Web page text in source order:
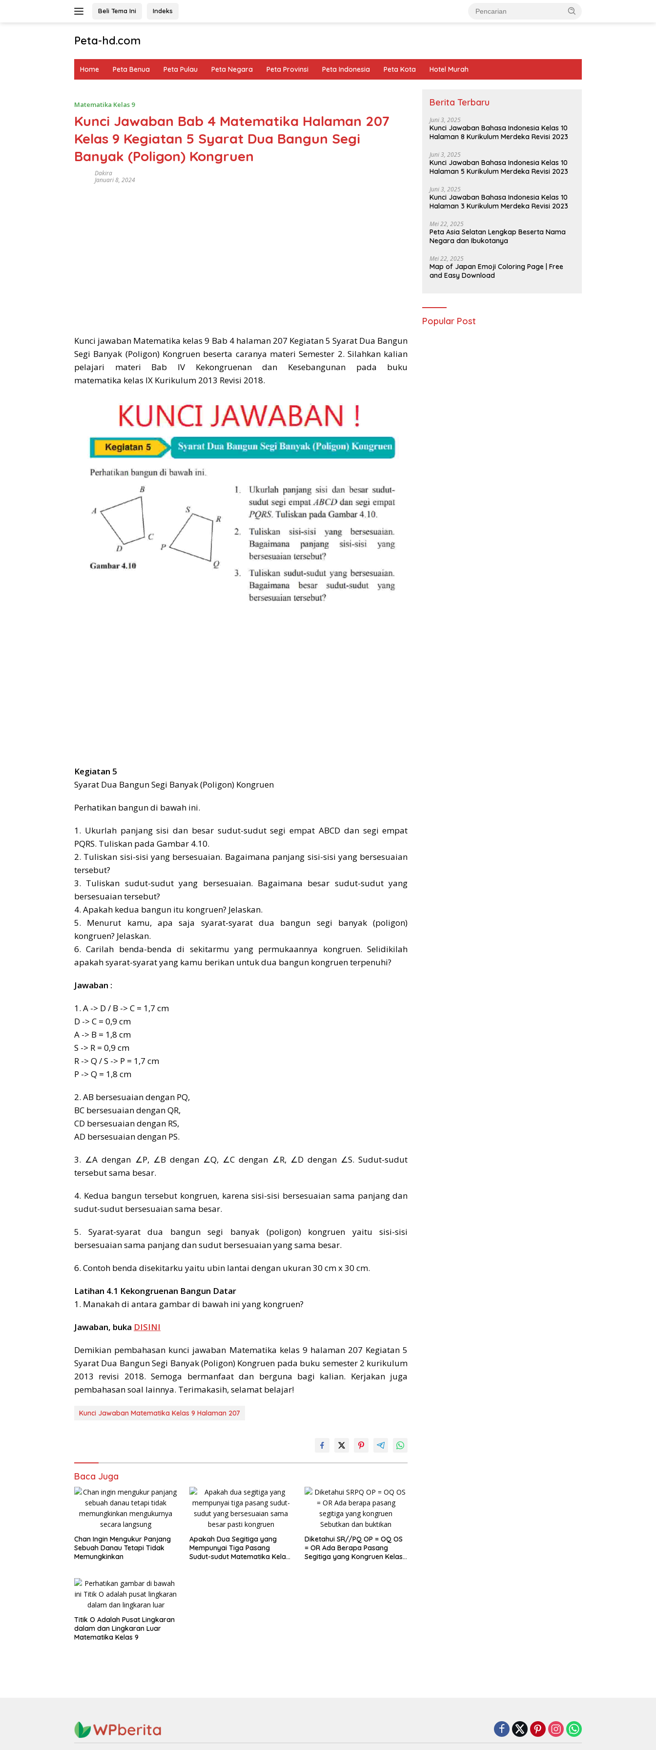
Beli Tema Ini Indeks
Peta-hd.com
Gambar
Home Peta Benua Peta Pulau Peta Negara Peta Provinsi Peta Indonesia Peta Kota Hotel Murah
Matematika Kelas 9
Kunci Jawaban Bab 4 Matematika Halaman 207
Kelas 9 Kegiatan 5 Syarat Dua Bangun Segi
Banyak (Poligon) Kongruen
Dakira
Januari 8, 2024
Kunci jawaban Matematika kelas 9 Bab 4 halaman 207 Kegiatan 5 Syarat Dua Bangun
Segi Banyak (Poligon) Kongruen beserta caranya materi Semester 2. Silahkan kalian
pelajari materi Bab IV Kekongruenan dan Kesebangunan pada buku
matematika kelas IX Kurikulum 2013 Revisi 2018.
Kegiatan 5
Syarat Dua Bangun Segi Banyak (Poligon) Kongruen
Perhatikan bangun di bawah ini.
1. Ukurlah panjang sisi dan besar sudut-sudut segi empat ABCD dan segi empat
PQRS. Tuliskan pada Gambar 4.10.
2. Tuliskan sisi-sisi yang bersesuaian. Bagaimana panjang sisi-sisi yang bersesuaian
tersebut?
3. Tuliskan sudut-sudut yang bersesuaian. Bagaimana besar sudut-sudut yang
bersesuaian tersebut?
4. Apakah kedua bangun itu kongruen? Jelaskan.
5. Menurut kamu, apa saja syarat-syarat dua bangun segi banyak (poligon)
kongruen? Jelaskan.
6. Carilah benda-benda di sekitarmu yang permukaannya kongruen. Selidikilah
apakah syarat-syarat yang kamu berikan untuk dua bangun kongruen terpenuhi?
Jawaban :
1. A -> D / B -> C = 1,7 cm
D -> C = 0,9 cm
A -> B = 1,8 cm
S -> R = 0,9 cm
R -> Q / S -> P = 1,7 cm
P -> Q = 1,8 cm
2. AB bersesuaian dengan PQ,
BC bersesuaian dengan QR,
CD bersesuaian dengan RS,
AD bersesuaian dengan PS.
3. ∠A dengan ∠P, ∠B dengan ∠Q, ∠C dengan ∠R, ∠D dengan ∠S. Sudut-sudut
tersebut sama besar.
4. Kedua bangun tersebut kongruen, karena sisi-sisi bersesuaian sama panjang dan
sudut-sudut bersesuaian sama besar.
5. Syarat-syarat dua bangun segi banyak (poligon) kongruen yaitu sisi-sisi
bersesuaian sama panjang dan sudut bersesuaian yang sama besar.
6. Contoh benda disekitarku yaitu ubin lantai dengan ukuran 30 cm x 30 cm.
Latihan 4.1 Kekongruenan Bangun Datar
1. Manakah di antara gambar di bawah ini yang kongruen?
Jawaban, buka DISINI
Demikian pembahasan kunci jawaban Matematika kelas 9 halaman 207 Kegiatan 5
Syarat Dua Bangun Segi Banyak (Poligon) Kongruen pada buku semester 2 kurikulum
2013 revisi 2018. Semoga bermanfaat dan berguna bagi kalian. Kerjakan juga
pembahasan soal lainnya. Terimakasih, selamat belajar!
Kunci Jawaban Matematika Kelas 9 Halaman 207
Baca Juga
Chan Ingin Mengukur Panjang
Sebuah Danau Tetapi Tidak
Memungkinkan
Apakah Dua Segitiga yang
Mempunyai Tiga Pasang
Sudut-sudut Matematika Kelas
Diketahui SR//PQ OP = OQ OS
= OR Ada Berapa Pasang
Segitiga yang Kongruen Kelas
Titik O Adalah Pusat Lingkaran
dalam dan Lingkaran Luar
Matematika Kelas 9
Berita Terbaru
Juni 3, 2025
Kunci Jawaban Bahasa Indonesia Kelas 10
Halaman 8 Kurikulum Merdeka Revisi 2023
Juni 3, 2025
Kunci Jawaban Bahasa Indonesia Kelas 10
Halaman 5 Kurikulum Merdeka Revisi 2023
Juni 3, 2025
Kunci Jawaban Bahasa Indonesia Kelas 10
Halaman 3 Kurikulum Merdeka Revisi 2023
Mei 22, 2025
Peta Asia Selatan Lengkap Beserta Nama
Negara dan Ibukotanya
Mei 22, 2025
Map of Japan Emoji Coloring Page | Free
and Easy Download
Popular Post